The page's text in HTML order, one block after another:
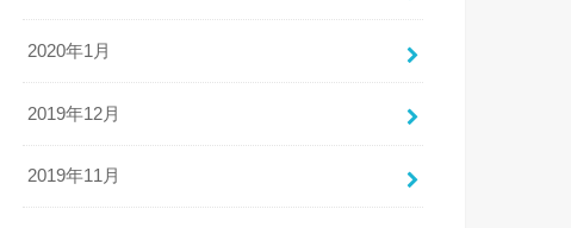
2020年1月
2019年12月
2019年11月